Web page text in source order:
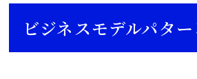
ビジネスモデルパタ